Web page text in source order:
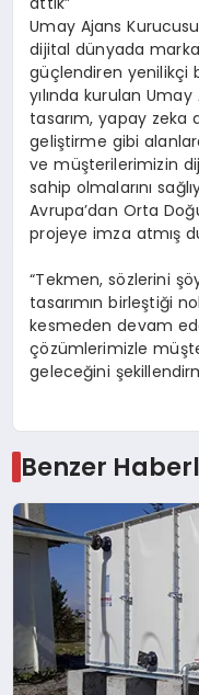
Umay Ajans
dijital dünyada
güçlendiren yenilikçi
yılında kurulan
tasarım, yapay zeka
geliştirme gibi
ve müşterilerimizin
sahip olmalarını
Avrupa’dan Orta
projeye imza atmış
“Tekmen, sözlerini
tasarımın birleştiği
kesmeden devam
çözümlerimizle
geleceğini
Benzer